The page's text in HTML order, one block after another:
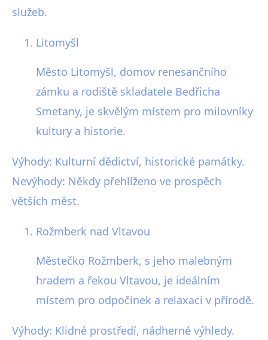
služeb.
Litomyšl
Město Litomyšl, domov renesančního
zámku a rodiště skladatele Bedřicha
Smetany, je skvělým místem pro milovníky
kultury a historie.
Výhody: Kulturní dědictví, historické památky.
Nevýhody: Někdy přehlíženo ve prospěch
větších měst.
Rožmberk nad Vltavou
Městečko Rožmberk, s jeho malebným
hradem a řekou Vltavou, je ideálním
místem pro odpočinek a relaxaci v přírodě.
Výhody: Klidné prostředí, nádherné výhledy.